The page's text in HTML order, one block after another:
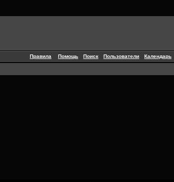
Правила Помощь Поиск Пользователи Календарь